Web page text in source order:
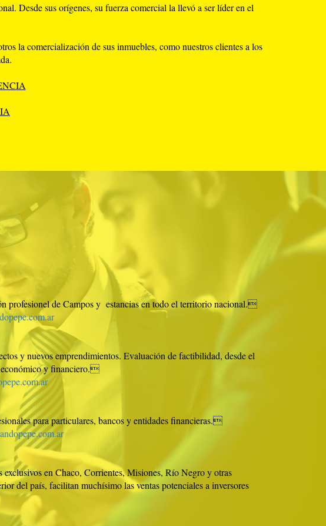
Desde sus orígenes, su fuerza comercial la llevó a ser líder en el
la comercialización de sus inmuebles, como nuestros clientes a los
profesionel de Campos y estancias en todo el territorio nacional.
y nuevos emprendimientos. Evaluación de factibilidad, desde el
y financiero.
para particulares, bancos y entidades financieras.
exclusivos en Chaco, Corrientes, Misiones, Río Negro y otras
del país, facilitan muchísimo las ventas potenciales a inversores